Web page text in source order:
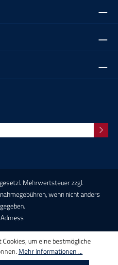
Mehrwertsteuer zzgl.
wenn nicht anders
um eine bestmögliche
Mehr Informationen ...